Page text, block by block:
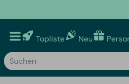
Topliste Neu